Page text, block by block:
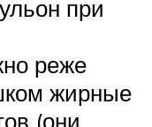
при
реже
жирные
(они